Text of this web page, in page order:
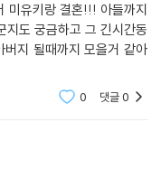
미유키랑 결혼!!! 아들까지
도 궁금하고 그 긴시간동
지 될때까지 모을거 같아
0 댓글0